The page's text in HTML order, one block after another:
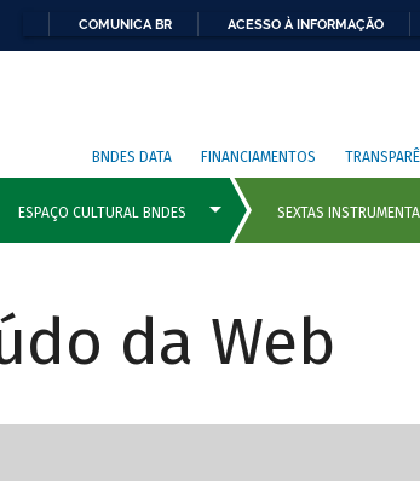
COMUNICA BR ACESSO À INFORMAÇÃO
BNDES DATA FINANCIAMENTOS
da Web